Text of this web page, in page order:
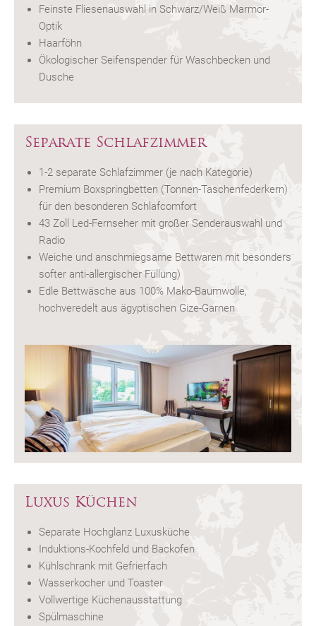
Feinste Fliesenauswahl in Schwarz/Weiß Marmor-
Optik
Haarföhn
Ökologischer Seifenspender für Waschbecken und
Dusche
Separate Schlafzimmer
1-2 separate Schlafzimmer (je nach Kategorie)
Premium Boxspringbetten (Tonnen-Taschenfederkern)
für den besonderen Schlafcomfort
43 Zoll Led-Fernseher mit großer Senderauswahl und
Radio
Weiche und anschmiegsame Bettwaren mit besonders
softer anti-allergischer Füllung)
Edle Bettwäsche aus 100% Mako-Baumwolle,
hochveredelt aus ägyptischen Gize-Garnen
Luxus Küchen
Separate Hochglanz Luxusküche
Induktions-Kochfeld und Backofen
Kühlschrank mit Gefrierfach
Wasserkocher und Toaster
Vollwertige Küchenausstattung
Spülmaschine